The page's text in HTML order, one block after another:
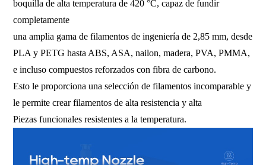
boquilla de alta temperatura de 420 °C, capaz de fundir
completamente
una amplia gama de filamentos de ingeniería de 2,85 mm, desde
PLA y PETG hasta ABS, ASA, nailon, madera, PVA, PMMA,
e incluso compuestos reforzados con fibra de carbono.
Esto le proporciona una selección de filamentos incomparable y
le permite crear filamentos de alta resistencia y alta
Piezas funcionales resistentes a la temperatura.